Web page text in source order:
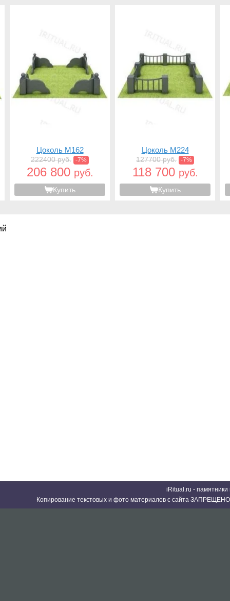
Цоколь M162
222400 руб. -7%
206 800 руб.
Купить
Цоколь M224
127700 руб. -7%
118 700 руб.
Купить
iRitual.ru -
Копирование текстовых и фото материалов с сайта